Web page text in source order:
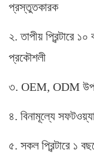
প্রস্তুতকারক
২. তাপীয় প্রিন্টারে
প্রকৌশলী
৩. OEM, ODM
৪. বিনামূল্যে
৫. সকল প্রিন্টারে ১